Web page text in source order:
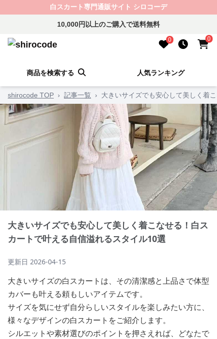
白スカート専門通販サイト シロコーデ
10,000円以上のご購入で送料無料
0 0
商品を検索する 人気ランキング
shirocode TOP › 記事一覧 › 大きいサイズでも安心して美しく着
大きいサイズでも安心して美しく着こなせる！白ス
カートで叶える自信溢れるスタイル10選
更新日 2026-04-15
大きいサイズの白スカートは、その清潔感と上品さで体型
カバーも叶える頼もしいアイテムです。
サイズを気にせず自分らしいスタイルを楽しみたい方に、
様々なデザインの白スカートをご紹介します。
シルエットや素材選びのポイントを押さえれば、どなたで